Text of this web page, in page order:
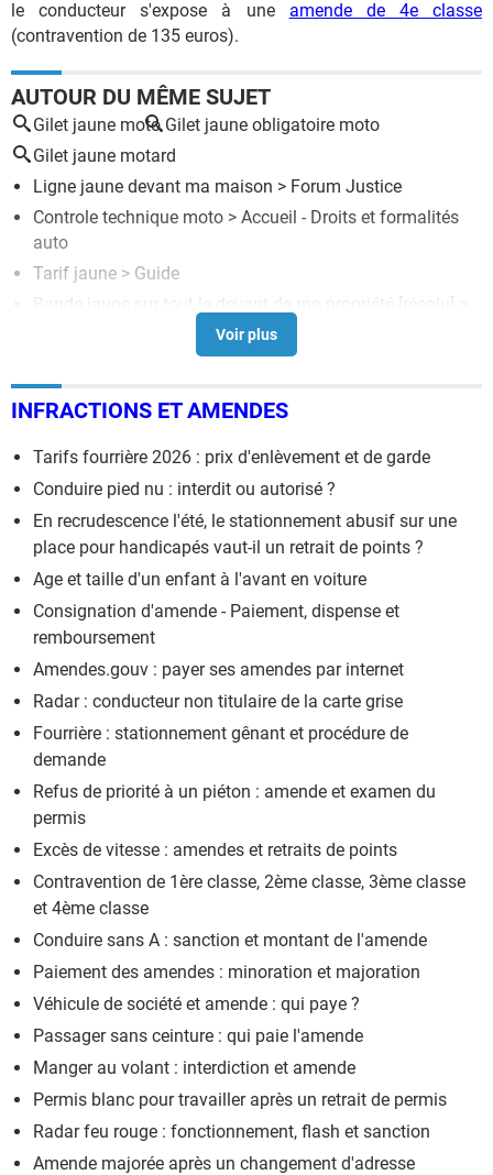
le conducteur s'expose à une amende de 4e classe
(contravention de 135 euros).
AUTOUR DU MÊME SUJET
Gilet jaune moto Gilet jaune obligatoire moto
Gilet jaune motard
Ligne jaune devant ma maison > Forum Justice
Controle technique moto > Accueil - Droits et formalités
auto
Tarif jaune > Guide
Bande jaune sur tout le devant de ma propriété
[résolu] >
INFRACTIONS ET AMENDES
Tarifs fourrière 2026 : prix d'enlèvement et de garde
Conduire pied nu : interdit ou autorisé ?
En recrudescence l'été, le stationnement abusif sur une
place pour handicapés vaut-il un retrait de points ?
Age et taille d'un enfant à l'avant en voiture
Consignation d'amende - Paiement, dispense et
remboursement
Amendes.gouv : payer ses amendes par internet
Radar : conducteur non titulaire de la carte grise
Fourrière : stationnement gênant et procédure de
demande
Refus de priorité à un piéton : amende et examen du
permis
Excès de vitesse : amendes et retraits de points
Contravention de 1ère classe, 2ème classe, 3ème classe
et 4ème classe
Conduire sans A : sanction et montant de l'amende
Paiement des amendes : minoration et majoration
Véhicule de société et amende : qui paye ?
Passager sans ceinture : qui paie l'amende
Manger au volant : interdiction et amende
Permis blanc pour travailler après un retrait de permis
Radar feu rouge : fonctionnement, flash et sanction
Amende majorée après un changement d'adresse